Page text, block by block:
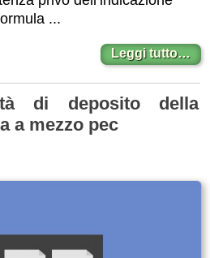
...
Leggi tutto…
di deposito della
a mezzo pec